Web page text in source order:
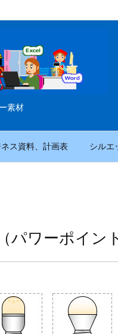
素材
ネス資料、計画表 シルエ
ワーポイン